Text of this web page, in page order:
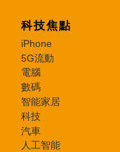
科技焦點
iPhone
5G流動
電腦
數碼
智能家居
科技
汽車
人工智能